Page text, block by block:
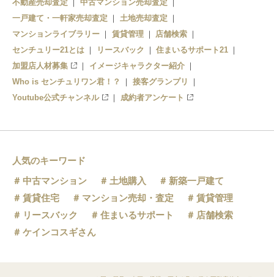
不動産売却査定
中古マンション売却査定
一戸建て・一軒家売却査定
土地売却査定
マンションライブラリー
賃貸管理
店舗検索
センチュリー21とは
リースバック
住まいるサポート21
加盟店人材募集
イメージキャラクター紹介
Who is センチュリワン君！？
接客グランプリ
Youtube公式チャンネル
成約者アンケート
人気のキーワード
中古マンション
土地購入
新築一戸建て
賃貸住宅
マンション売却・査定
賃貸管理
リースバック
住まいるサポート
店舗検索
ケインコスギさん